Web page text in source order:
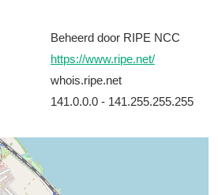
Beheerd door RIPE NCC
https://www.ripe.net/
whois.ripe.net
141.0.0.0 - 141.255.255.255